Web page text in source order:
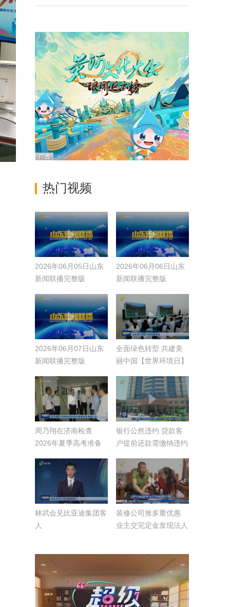
热门视频
2026年06月05日山东
新闻联播完整版
2026年06月06日山东
新闻联播完整版
2026年06月07日山东
新闻联播完整版
全面绿色转型 共建美
丽中国【世界环境日】
周乃翔在济南检查
2026年夏季高考准备
银行公然违约 贷款客
户提前还款需缴纳违约
林武会见比亚迪集团客
人
装修公司推多重优惠
业主交完定金发现法人